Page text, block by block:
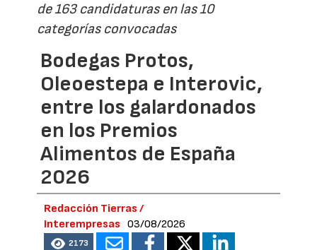
de 163 candidaturas en las 10
categorías convocadas
Bodegas Protos,
Oleoestepa e Interovic,
entre los galardonados
en los Premios
Alimentos de España
2026
Redacción Tierras /
Interempresas
03/08/2026
2173